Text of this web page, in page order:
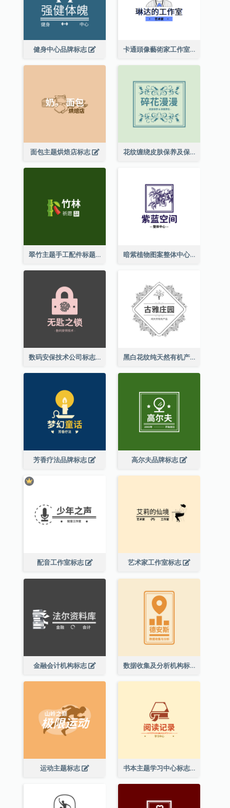
健身中心品牌标志 卡通頭像藝術家工作室標誌
面包主题烘焙店标志 花纹缠绕皮肤保养及保健养生标志设计
翠竹主题手工配件标题 暗紫植物图案整体中心标志
数码安保技术公司标志 黑白花纹纯天然有机产品标志
芳香疗法品牌标志 高尔夫品牌标志
配音工作室标志 艺术家工作室标志
金融会计机构标志 数据收集及分析机构标志
运动主题标志 书本主题学习中心标志